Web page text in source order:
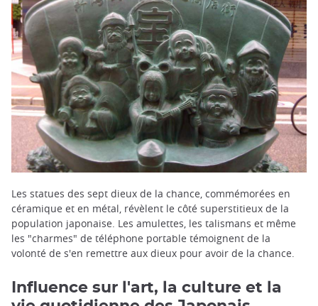
Les statues des sept dieux de la chance, commémorées en
céramique et en métal, révèlent le côté superstitieux de la
population japonaise. Les amulettes, les talismans et même
les "charmes" de téléphone portable témoignent de la
volonté de s'en remettre aux dieux pour avoir de la chance.
Influence sur l'art, la culture et la